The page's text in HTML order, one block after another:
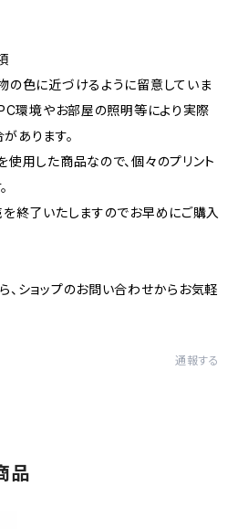
の色に近づけるように留意していま
環境やお部屋の照明等により実際
あります。
使用した商品なので、個々のプリント
を終了いたしますのでお早めにご購入
、ショップのお問い合わせからお気軽
通報する
品